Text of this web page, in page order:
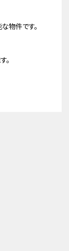
物件です。
。